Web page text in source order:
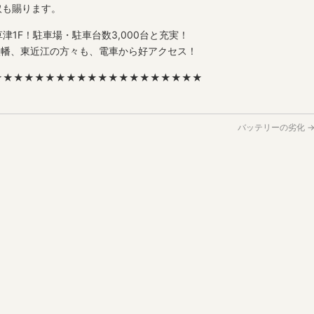
賜ります。
1F！駐車場・駐車台数3,000台と充実！
、東近江の方々も、電車から好アクセス！
バッテリーの劣化 →